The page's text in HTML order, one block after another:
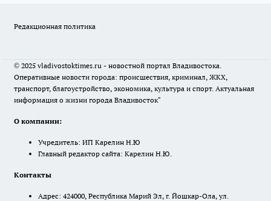
Редакционная политика
© 2025 vladivostoktimes.ru - новостной портал Владивостока.
Оперативные новости города: происшествия, криминал, ЖКХ,
транспорт, благоустройство, экономика, культура и спорт. Актуальная
информация о жизни города Владивосток"
О компании:
Учредитель: ИП Карелин Н.Ю
Главный редактор сайта: Карелин Н.Ю.
Контакты
Адрес: 424000, Республика Марий Эл, г. Йошкар-Ола, ул.